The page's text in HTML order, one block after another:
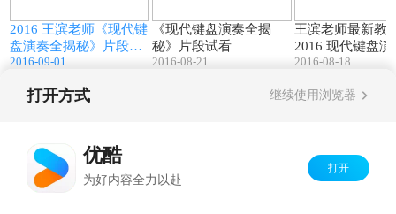
2016 王滨老师《现代键
盘演奏全揭秘》片段试
看
2016-09-01
《现代键盘演奏全揭
秘》片段试看
2016-08-21
王滨老师最新
2016 现代键盘演
揭秘 （预告）
2016-08-18
打开方式 继续使用浏览器
优酷
为好内容全力以赴
打开